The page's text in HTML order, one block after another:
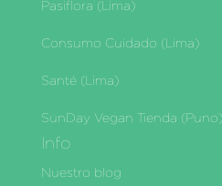
Pasiflora (Lima)
Consumo Cuidado (Lima)
Santé (Lima)
SunDay Vegan Tienda (Puno)
Info
Nuestro blog